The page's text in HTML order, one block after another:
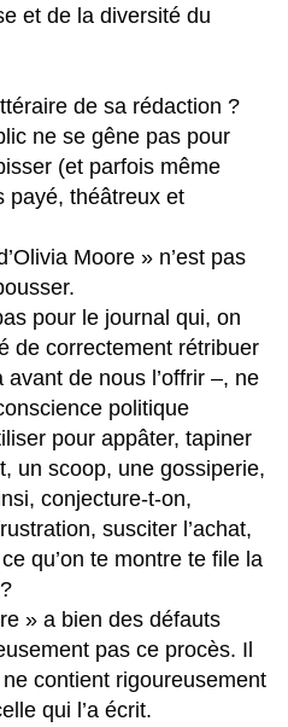
et de la diversité du
de sa rédaction ?
ne se gêne pas pour
(et parfois même
payé, théâtreux et
Moore » n’est pas
pour le journal qui, on
de correctement rétribuer
avant de nous l’offrir –, ne
politique
pour appâter, tapiner
un scoop, une gossiperie,
conjecture-t-on,
susciter l’achat,
qu’on te montre te file la
» a bien des défauts
pas ce procès. Il
contient rigoureusement
qui l’a écrit.